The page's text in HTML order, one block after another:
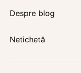
Despre blog
Netichetă